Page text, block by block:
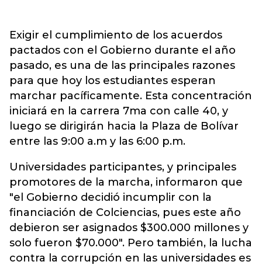
Exigir el cumplimiento de los acuerdos
pactados con el Gobierno durante el año
pasado, es una de las principales razones
para que hoy los estudiantes esperan
marchar pacíficamente. Esta concentración
iniciará en la carrera 7ma con calle 40, y
luego se dirigirán hacia la Plaza de Bolívar
entre las 9:00 a.m y las 6:00 p.m.
Universidades participantes, y principales
promotores de la marcha, informaron que
"el Gobierno decidió incumplir con la
financiación de Colciencias, pues este año
debieron ser asignados $300.000 millones y
solo fueron $70.000". Pero también, la lucha
contra la corrupción en las universidades es